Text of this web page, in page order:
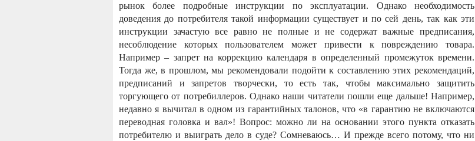
рынок более подробные инструкции по эксплуатации. Однако необходимость
доведения до потребителя такой информации существует и по сей день, так как эти
инструкции зачастую все равно не полные и не содержат важные предписания,
несоблюдение которых пользователем может привести к повреждению товара.
Например – запрет на коррекцию календаря в определенный промежуток времени.
Тогда же, в прошлом, мы рекомендовали подойти к составлению этих рекомендаций,
предписаний и запретов творчески, то есть так, чтобы максимально защитить
торгующего от потребиллеров. Однако наши читатели пошли еще дальше! Например,
недавно я вычитал в одном из гарантийных талонов, что «в гарантию не включаются
переводная головка и вал»! Вопрос: можно ли на основании этого пункта отказать
потребителю и выиграть дело в суде? Сомневаюсь… И прежде всего потому, что ни